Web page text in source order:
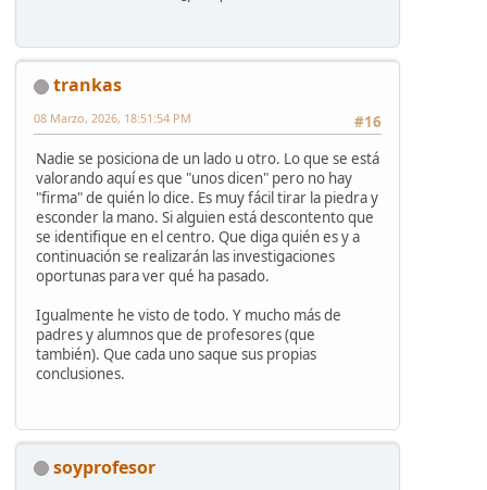
trankas
#16
08 Marzo, 2026, 18:51:54 PM
Nadie se posiciona de un lado u otro. Lo que se está
valorando aquí es que "unos dicen" pero no hay
"firma" de quién lo dice. Es muy fácil tirar la piedra y
esconder la mano. Si alguien está descontento que
se identifique en el centro. Que diga quién es y a
continuación se realizarán las investigaciones
oportunas para ver qué ha pasado.
Igualmente he visto de todo. Y mucho más de
padres y alumnos que de profesores (que
también). Que cada uno saque sus propias
conclusiones.
soyprofesor